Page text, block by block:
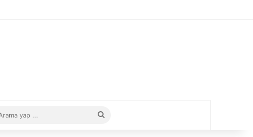
Bölmesi
Arama
yap